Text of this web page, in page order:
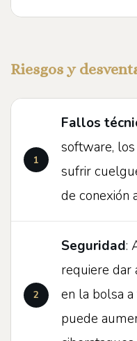
Riesgos y
Fallos
software,
sufrir
de conexión
Seguridad:
requiere dar
en la bolsa
puede